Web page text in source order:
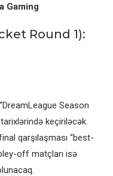
Gaming
Round 1):
“DreamLeague Season
keçiriləcək.
qarşılaşması “best-
off matçları isə